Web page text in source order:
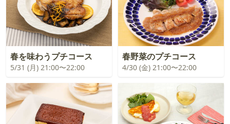
春を味わうプチコース
5/31 (月) 21:00〜22:00
春野菜のプチコース
4/30 (金) 21:00〜22:00